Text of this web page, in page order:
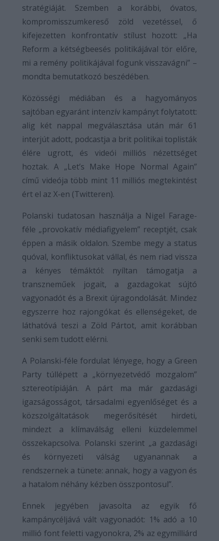
stratégiáját. Szemben a korábbi, óvatos,
kompromisszumkereső zöld vezetéssel, ő
kifejezetten konfrontatív stílust hozott: „Ha
Reform a kétségbeesés politikájával tör előre,
mi a remény politikájával fogunk visszavágni” –
mondta bemutatkozó beszédében.
Közösségi médiában és a hagyományos
sajtóban egyaránt intenzív kampányt folytatott:
alig két nappal megválasztása után már 61
interjút adott, podcastja a brit politikai toplisták
élére ugrott, és videói milliós nézettséget
hoztak. A „Let’s Make Hope Normal Again”
című videója több mint 11 milliós megtekintést
ért el az X-en (Twitteren).
Polanski tudatosan használja a Nigel Farage-
féle „provokatív médiafigyelem” receptjét, csak
éppen a másik oldalon. Szembe megy a status
quóval, konfliktusokat vállal, és nem riad vissza
a kényes témáktól: nyíltan támogatja a
transzneműek jogait, a gazdagokat sújtó
vagyonadót és a Brexit újragondolását. Mindez
egyszerre hoz rajongókat és ellenségeket, de
láthatóvá teszi a Zöld Pártot, amit korábban
senki sem tudott elérni.
A Polanski-féle fordulat lényege, hogy a Green
Party túllépett a „környezetvédő mozgalom”
sztereotípiáján. A párt ma már gazdasági
igazságosságot, társadalmi egyenlőséget és a
közszolgáltatások megerősítését hirdeti,
mindezt a klímaválság elleni küzdelemmel
összekapcsolva. Polanski szerint „a gazdasági
és környezeti válság ugyanannak a
rendszernek a tünete: annak, hogy a vagyon és
a hatalom néhány kézben összpontosul”.
Ennek jegyében javasolta az egyik fő
kampánycéljává vált vagyonadót: 1% adó a 10
millió font feletti vagyonokra, 2% az egymilliárd